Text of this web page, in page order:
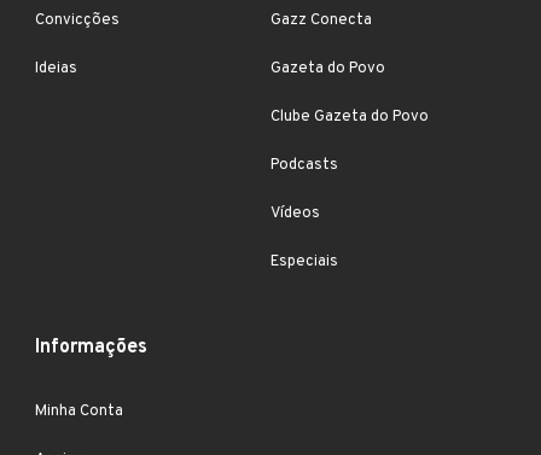
Convicções
Ideias
Gazz Conecta
Gazeta do Povo
Clube Gazeta do Povo
Podcasts
Vídeos
Especiais
Informações
Minha Conta